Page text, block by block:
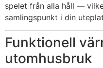
spelet från alla håll —
samlingspunkt i din
Funktionell
utomhusbruk